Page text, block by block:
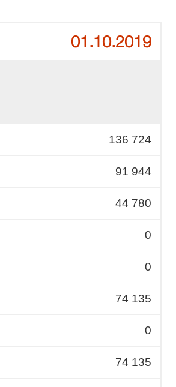
01.10.2019
136 724
91 944
44 780
0
0
74 135
0
74 135